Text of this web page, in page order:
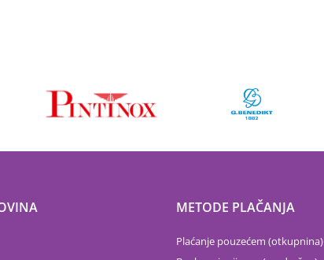
METODE PLAČANJA
Plaćanje pouzećem (otkupnina)